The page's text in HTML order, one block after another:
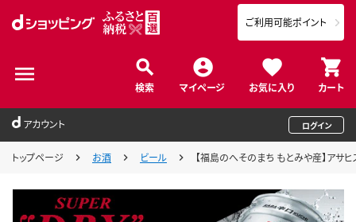
検索 マイページ お気に入り カート
ご利用可能ポイント
アカウント ログイン
トップページ お酒 ビール 【福島のへそのまち もとみや産】ア